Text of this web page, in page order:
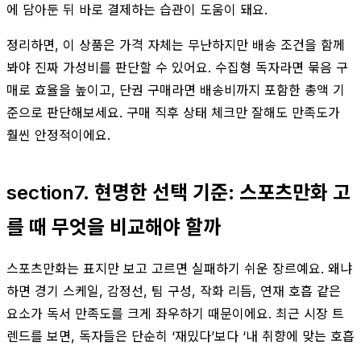
에 담아둔 뒤 바로 결제하는 습관이 도움이 돼요.
정리하면, 이 상품은 가격 자체는 무난하지만 배송 조건을 함께
봐야 진짜 가성비를 판단할 수 있어요. 수집형 독자라면 묶음 구
매로 효율을 높이고, 단권 구매라면 배송비까지 포함한 총액 기
준으로 판단해보세요. 구매 직후 상태 체크만 잘해도 만족도가
훨씬 안정적이에요.
section7. 현명한 선택 기준: 스포츠만화 고
를 때 무엇을 비교해야 할까
스포츠만화는 표지만 보고 고르면 실패하기 쉬운 장르예요. 왜냐
하면 경기 스케일, 감정선, 팀 구성, 작화 리듬, 연재 호흡 같은
요소가 독서 만족도를 크게 좌우하기 때문이에요. 최근 시장 트
렌드를 보면, 독자들은 단순히 ‘재밌다’보다 ‘내 취향에 맞는 호흡